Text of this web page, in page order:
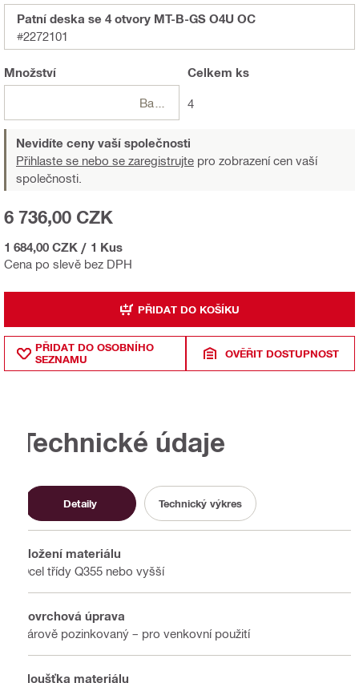
Patní deska se 4 otvory MT-B-GS O4U OC
#2272101
Množství Celkem ks
4
Nevidíte ceny vaší společnosti
Přihlaste se nebo se zaregistrujte pro zobrazení cen vaší
společnosti.
Cena po slevě bez DPH
6 736,00 CZK
1 684,00 CZK / 1 Kus
PŘIDAT DO KOŠÍKU
PŘIDAT DO OSOBNÍHO
SEZNAMU
OVĚŘIT DOSTUPNOST
Technické údaje
Detaily Technický výkres
Složení materiálu
Ocel třídy Q355 nebo vyšší
Povrchová úprava
Žárově pozinkovaný – pro venkovní použití
Tloušťka materiálu